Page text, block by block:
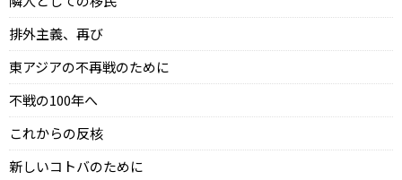
排外主義、再び
東アジアの不再戦のために
不戦の100年へ
これからの反核
新しいコトバのために